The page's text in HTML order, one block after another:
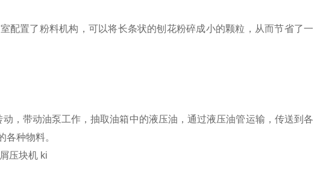
配置了粉料机构，可以将长条状的刨花粉碎成小的颗粒，从而节省了一
带动油泵工作，抽取油箱中的液压油，通过液压油管运输，传送到各
种物料。